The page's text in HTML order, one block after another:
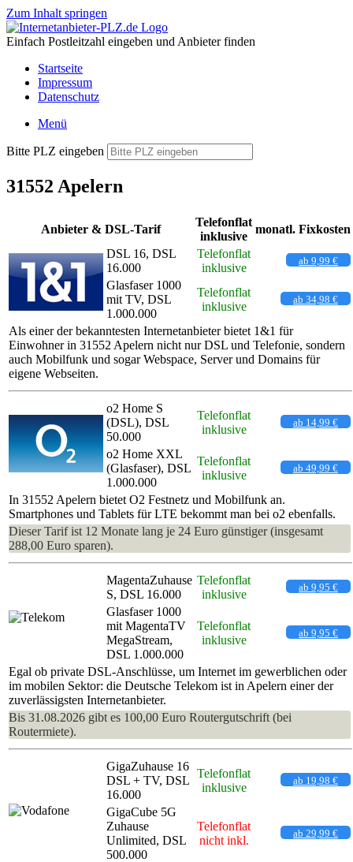
Zum Inhalt springen
Einfach Postleitzahl eingeben und Anbieter finden
Startseite
Impressum
Datenschutz
Menü
Bitte PLZ eingeben
31552 Apelern
Anbieter & DSL-Tarif
Telefonflat
inklusive
monatl. Fixkosten
DSL 16, DSL
16.000
Telefonflat
inklusive
ab 9,99 €
Glasfaser 1000
mit TV, DSL
1.000.000
Telefonflat
inklusive
ab 34,98 €
Als einer der bekanntesten Internetanbieter bietet 1&1 für
Einwohner in 31552 Apelern nicht nur DSL und Telefonie, sondern
auch Mobilfunk und sogar Webspace, Server und Domains für
eigene Webseiten.
o2 Home S
(DSL), DSL
50.000
Telefonflat
inklusive
ab 14,99 €
o2 Home XXL
(Glasfaser), DSL
1.000.000
Telefonflat
inklusive
ab 49,99 €
In 31552 Apelern bietet O2 Festnetz und Mobilfunk an.
Smartphones und Tablets für LTE bekommt man bei o2 ebenfalls.
Dieser Tarif ist 12 Monate lang je 24 Euro günstiger (insgesamt
288,00 Euro sparen).
MagentaZuhause
S, DSL 16.000
Telefonflat
inklusive
ab 9,95 €
Glasfaser 1000
mit MagentaTV
MegaStream,
DSL 1.000.000
Telefonflat
inklusive
ab 9,95 €
Egal ob private DSL-Anschlüsse, um Internet im gewerblichen oder
im mobilen Sektor: die Deutsche Telekom ist in Apelern einer der
zuverlässigsten Internetanbieter.
Bis 31.08.2026 gibt es 100,00 Euro Routergutschrift (bei
Routermiete).
GigaZuhause 16
DSL + TV, DSL
16.000
Telefonflat
inklusive
ab 19,98 €
GigaCube 5G
Zuhause
Unlimited, DSL
500.000
Telefonflat
nicht inkl.
ab 29,99 €